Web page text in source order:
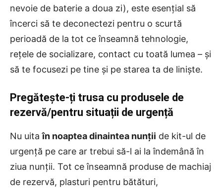
nevoie de baterie a doua zi), este esențial să
încerci să te deconectezi pentru o scurtă
perioadă de la tot ce înseamnă tehnologie,
rețele de socializare, contact cu toată lumea – și
să te focusezi pe tine și pe starea ta de liniște.
Pregătește-ți trusa cu produsele de
rezervă/pentru situații de urgență
Nu uitaîn noaptea dinaintea nunții de kit-ul de
urgență pe care ar trebui să-l ai la îndemână în
ziua nunții. Tot ce înseamnă produse de machiaj
de rezervă, plasturi pentru bătături,